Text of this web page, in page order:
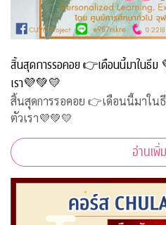
สิ้นสุดการรอคอย 👉เดือนนี้มาในธี
เรา💜💚💛
สิ้นสุดการรอคอย 👉เดือนนี้มาใน
ตัวเรา💜💚💛
อ่านเพิ่